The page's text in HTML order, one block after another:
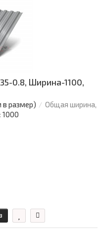
0.8, Ширина-1100,
размер)
Общая ширина,
1000